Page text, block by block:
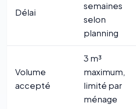
Délai
semaines
selon
planning
Volume
accepté
3 m³
maximum,
limité par
ménage